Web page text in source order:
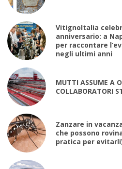
VitignoItalia
anniversario: a
per raccontare
negli ultimi anni
MUTTI ASSUME A
COLLABORATORI
Zanzare in
che possono
pratica per